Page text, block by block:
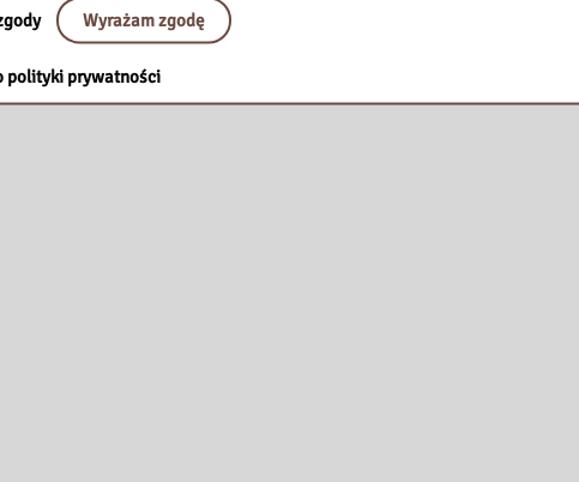
Wyrażam zgodę
polityki prywatności